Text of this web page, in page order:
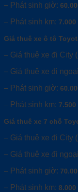
– Phát sinh giờ:
– Phát sinh km: 7.000
Giá thuê xe ô tô
– Giá thuê xe đi City
– Giá thuê xe đi
– Phát sinh giờ:
– Phát sinh km: 7.500
Giá thuê xe 7 chỗ
– Giá thuê xe đi City
– Giá thuê xe đi
– Phát sinh giờ:
– Phát sinh km: 8.000